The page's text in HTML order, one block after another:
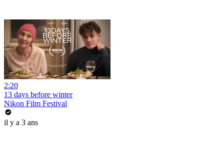
2:20
13 days before winter
Nikon Film Festival
il y a 3 ans